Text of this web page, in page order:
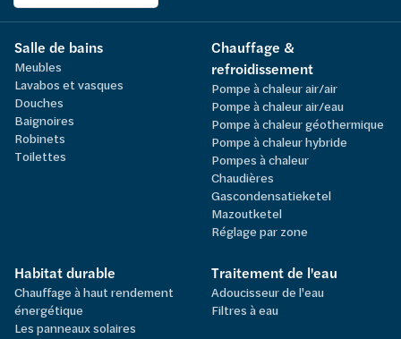
Salle de bains
Meubles
Lavabos et vasques
Douches
Baignoires
Robinets
Toilettes
Chauffage &
refroidissement
Pompe à chaleur air/air
Pompe à chaleur air/eau
Pompe à chaleur géothermique
Pompe à chaleur hybride
Pompes à chaleur
Chaudières
Gascondensatieketel
Mazoutketel
Réglage par zone
Habitat durable
Chauffage à haut rendement
énergétique
Les panneaux solaires
Traitement de l'eau
Adoucisseur de l'eau
Filtres à eau